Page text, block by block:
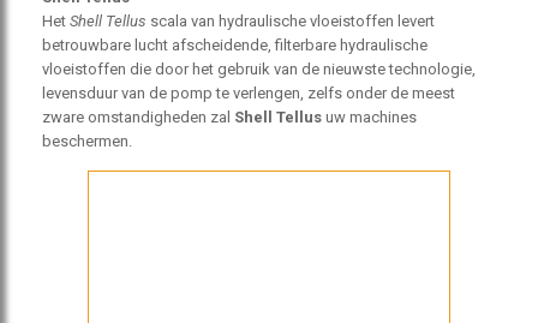
Het Shell Tellus scala van hydraulische vloeistoffen levert
betrouwbare lucht afscheidende, filterbare hydraulische
vloeistoffen die door het gebruik van de nieuwste technologie,
levensduur van de pomp te verlengen, zelfs onder de meest
zware omstandigheden zal Shell Tellus uw machines
beschermen.